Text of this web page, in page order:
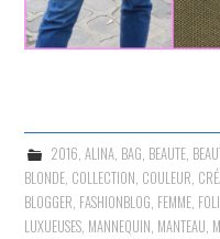
2016, ALINA, BAG, BEAUTE,
BLONDE, COLLECTION, COULEUR,
BLOGGER, FASHIONBLOG, FEMME,
LUXUEUSES, MANNEQUIN, MANTEAU,